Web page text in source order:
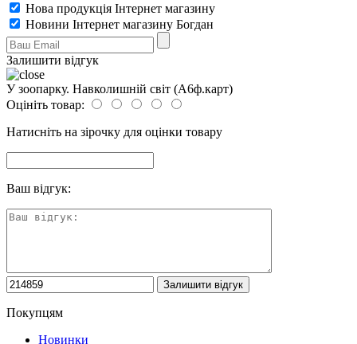
Нова продукція Інтернет магазину
Новини Інтернет магазину Богдан
Залишити відгук
У зоопарку. Навколишній світ (А6ф.карт)
Оцініть товар:
Натисніть на зірочку для оцінки товару
Ваш відгук:
Покупцям
Новинки